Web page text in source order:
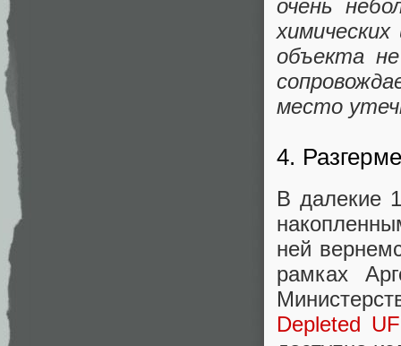
очень
объекта
место
4.
В далекие
ней
рамках
Depleted